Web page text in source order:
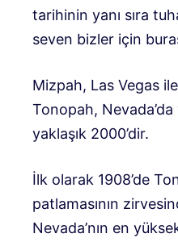
tarihinin yanı sıra
seven bizler için
Mizpah, Las Vegas
Tonopah, Nevada’da
yaklaşık 2000’dir.
İlk olarak 1908’de
patlamasının
Nevada’nın en